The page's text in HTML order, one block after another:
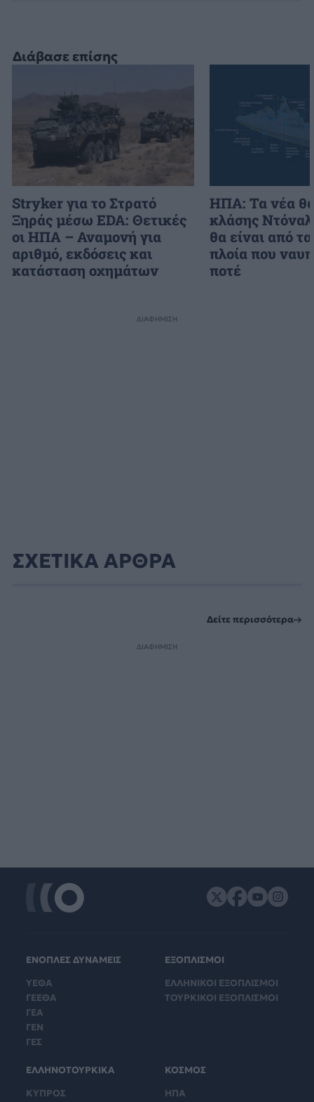
Διάβασε επίσης
Stryker για το Στρατό
Ξηράς μέσω EDA: Θετικές
οι ΗΠΑ – Αναμονή για
αριθμό, εκδόσεις και
κατάσταση οχημάτων
ΗΠΑ: Τα νέα
κλάσης
θα είναι από
πλοία που
ποτέ
ΔΙΑΦΗΜΙΣΗ
ΣΧΕΤΙΚΑ ΑΡΘΡΑ
Δείτε περισσότερα
ΔΙΑΦΗΜΙΣΗ
ΕΝΟΠΛΕΣ ΔΥΝΑΜΕΙΣ
ΥΕΘΑ
ΓΕΕΘΑ
ΓΕΑ
ΓΕΝ
ΓΕΣ
ΕΞΟΠΛΙΣΜΟΙ
ΕΛΛΗΝΙΚΟΙ ΕΞΟΠΛΙΣΜΟΙ
ΤΟΥΡΚΙΚΟΙ ΕΞΟΠΛΙΣΜΟΙ
ΕΛΛΗΝΟΤΟΥΡΚΙΚΑ
ΚΥΠΡΟΣ
ΚΟΣΜΟΣ
ΗΠΑ